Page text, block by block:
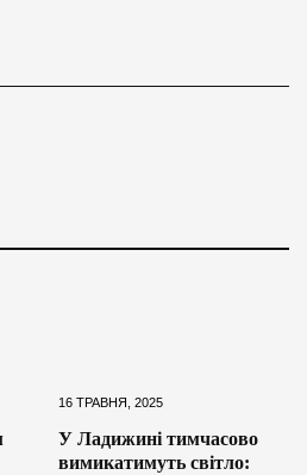
16 ТРАВНЯ, 2025
У Ладижині тимчасово
вимикатимуть світло: